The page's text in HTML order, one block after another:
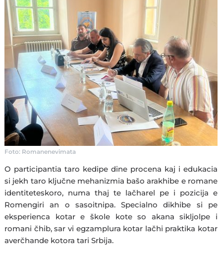
Foto: Romanenevimata
O participantia taro kedipe dine procena kaj i edukacia
si jekh taro ključne mehanizmia bašo arakhibe e romane
identiteteskoro, numa thaj te lačharel pe i pozicija e
Romengiri an o sasoitnipa. Specialno dikhibe si pe
eksperienca kotar e škole kote so akana sikljolpe i
romani čhib, sar vi egzamplura kotar lačhi praktika kotar
averčhande kotora tari Srbija.